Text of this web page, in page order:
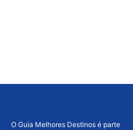
O Guia Melhores Destinos é parte